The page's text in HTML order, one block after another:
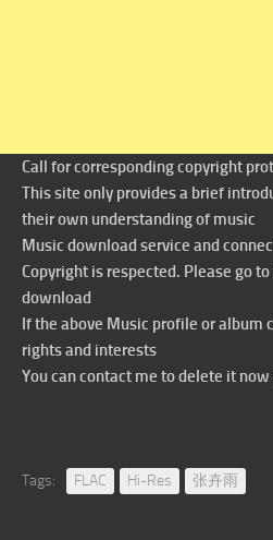
Call for corresponding copyright
This site only provides a brief
their own understanding of music
Music download service and
Copyright is respected. Please go
download
If the above Music profile or album
rights and interests
You can contact me to delete it now
Tags: FLAC Hi-Res 张卉雨